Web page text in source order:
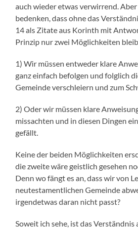
auch wieder etwas verwirrend. Aber
bedenken, dass ohne das
14 als Zitate aus Korinth mit
Prinzip nur zwei Möglichkeiten
1) Wir müssen entweder klare
ganz einfach befolgen und folglich
Gemeinde verschleiern und zum
2) Oder wir müssen klare
missachten und in diesen Dingen
gefällt.
Keine der beiden Möglichkeiten
die zweite wäre geistlich gesehen
Denn wo fängt es an, dass wir von
neutestamentlichen Gemeinde
irgendetwas daran nicht passt?
Soweit ich sehe, ist das Verständnis